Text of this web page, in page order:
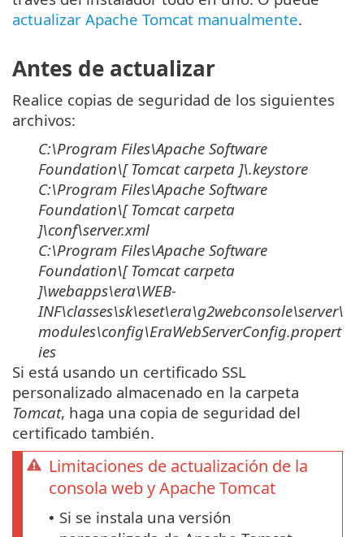
actualizar Apache Tomcat manualmente.
Antes de actualizar
Realice copias de seguridad de los siguientes
archivos:
C:\Program Files\Apache Software
Foundation\[ Tomcatcarpeta ]\.keystore
C:\Program Files\Apache Software
Foundation\[ Tomcatcarpeta
]\conf\server.xml
C:\Program Files\Apache Software
Foundation\[ Tomcatcarpeta
]\webapps\era\WEB-
INF\classes\sk\eset\era\g2webconsole\server\
modules\config\EraWebServerConfig.propert
ies
Si está usando un certificado SSL
personalizado almacenado en la carpeta
Tomcat, haga una copia de seguridad del
certificado también.
Limitaciones de actualización de la
consola web y Apache Tomcat
• Si se instala una versión